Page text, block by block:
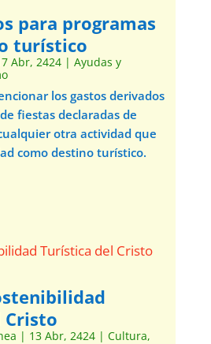
para programas
turístico
Abr, 2424| Ayudas y
los gastos derivados
fiestas declaradas de
otra actividad que
como destino turístico.
Cristo
| 13 Abr, 2424| Cultura,